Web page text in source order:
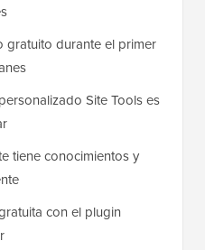
gratuito durante el primer
Site Tools es
tiene conocimientos y
con el plugin